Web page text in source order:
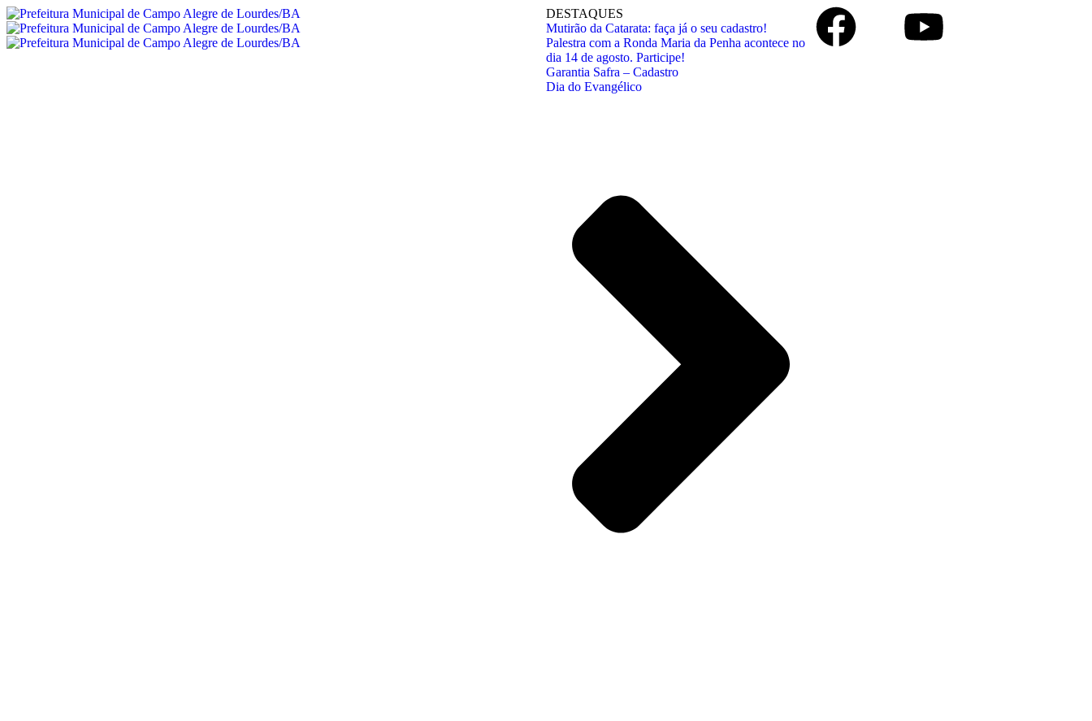
DESTAQUES
Mutirão da Catarata: faça já o seu cadastro!
Palestra com a Ronda Maria da Penha acontece no
dia 14 de agosto. Participe!
Garantia Safra – Cadastro
Dia do Evangélico